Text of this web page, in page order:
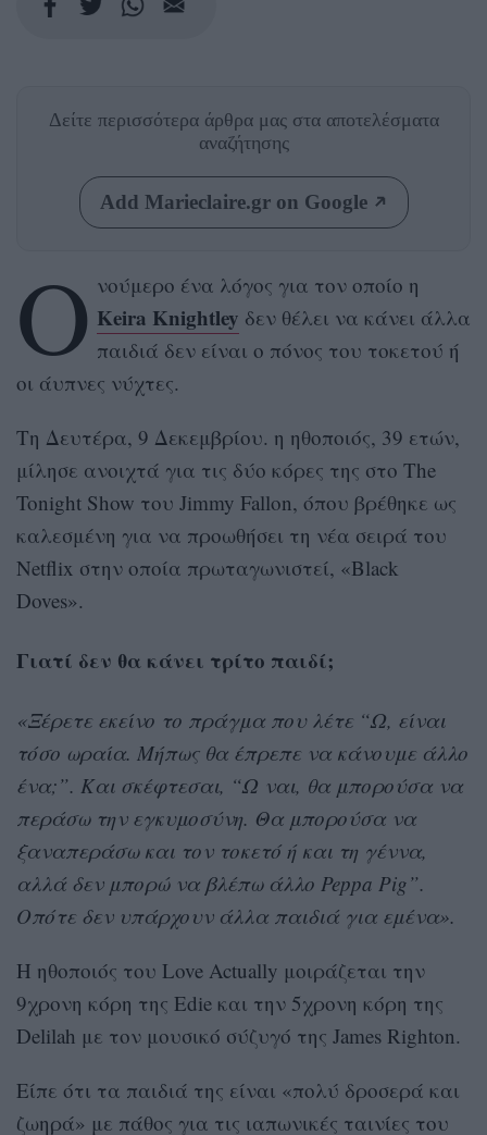
Δείτε περισσότερα άρθρα μας στα αποτελέσματα
αναζήτησης
Add Marieclaire.gr on Google
Ο νούμερο ένα λόγος για τον οποίο η
Keira Knightley δεν θέλει να κάνει άλλα
παιδιά δεν είναι ο πόνος του τοκετού ή
οι άυπνες νύχτες.
Τη Δευτέρα, 9 Δεκεμβρίου. η ηθοποιός, 39 ετών,
μίλησε ανοιχτά για τις δύο κόρες της στο The
Tonight Show του Jimmy Fallon, όπου βρέθηκε ως
καλεσμένη για να προωθήσει τη νέα σειρά του
Netflix στην οποία πρωταγωνιστεί, «Black
Doves».
Γιατί δεν θα κάνει τρίτο παιδί;
«Ξέρετε εκείνο το πράγμα που λέτε “Ω, είναι
τόσο ωραία. Μήπως θα έπρεπε να κάνουμε άλλο
ένα;”. Και σκέφτεσαι, “Ω ναι, θα μπορούσα να
περάσω την εγκυμοσύνη. Θα μπορούσα να
ξαναπεράσω και τον τοκετό ή και τη γέννα,
αλλά δεν μπορώ να βλέπω άλλο Peppa Pig”.
Οπότε δεν υπάρχουν άλλα παιδιά για εμένα».
Η ηθοποιός του Love Actually μοιράζεται την
9χρονη κόρη της Edie και την 5χρονη κόρη της
Delilah με τον μουσικό σύζυγό της James Righton.
Είπε ότι τα παιδιά της είναι «πολύ δροσερά και
ζωηρά» με πάθος για τις ιαπωνικές ταινίες του